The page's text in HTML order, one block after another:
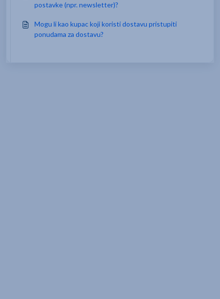
postavke (npr. newsletter)?
Mogu li kao kupac koji koristi dostavu pristupiti
ponudama za dostavu?